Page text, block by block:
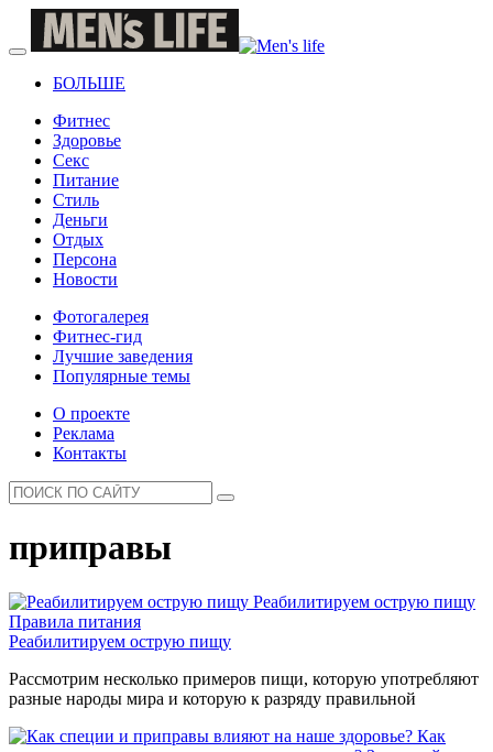
БОЛЬШЕ
Фитнес
Здоровье
Секс
Питание
Стиль
Деньги
Отдых
Персона
Новости
Фотогалерея
Фитнес-гид
Лучшие заведения
Популярные темы
О проекте
Реклама
Контакты
приправы
Реабилитируем острую пищу
Правила питания
Реабилитируем острую пищу
Рассмотрим несколько примеров пищи, которую употребляют
разные народы мира и которую к разряду правильной
Как